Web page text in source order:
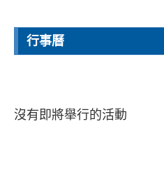
行事曆
沒有即將舉行的活動